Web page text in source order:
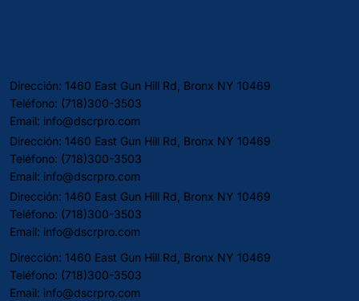
Dirección: 1460 East Gun Hill Rd, Bronx NY 10469
Teléfono: (718)300-3503
Email: info@dscrpro.com
Dirección: 1460 East Gun Hill Rd, Bronx NY 10469
Teléfono: (718)300-3503
Email: info@dscrpro.com
Dirección: 1460 East Gun Hill Rd, Bronx NY 10469
Teléfono: (718)300-3503
Email: info@dscrpro.com
Dirección: 1460 East Gun Hill Rd, Bronx NY 10469
Teléfono: (718)300-3503
Email: info@dscrpro.com